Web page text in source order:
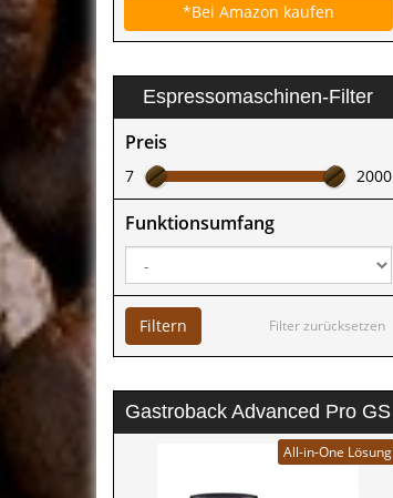
*Bei Amazon kaufen
Espressomaschinen-Filter
Preis
7 2000
Funktionsumfang
Filter zurücksetzen
Filtern
Gastroback Advanced Pro GS
All-in-One Lösung